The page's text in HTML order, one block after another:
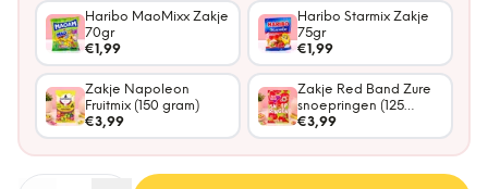
Haribo MaoMixx Zakje
70gr
€1,99
Haribo Starmix Zakje
75gr
€1,99
Zakje Napoleon
Fruitmix (150 gram)
€3,99
Zakje Red Band Zure
snoepringen (125
gram)
€3,99